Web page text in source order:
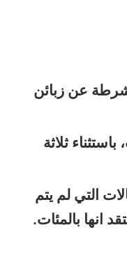
إلى الشرطة عن زبائن
ثلاثة
التي لم يتم
انها بالمئات.